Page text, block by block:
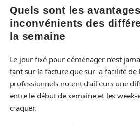
Quels sont les
inconvénients des
la semaine
Le jour fixé pour déménager n’est
tant sur la facture que sur la facilité de
professionnels notent d’ailleurs une
entre le début de semaine et les week-
craquer.